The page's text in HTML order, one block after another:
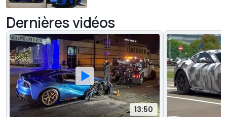
Dernières vidéos
13:50